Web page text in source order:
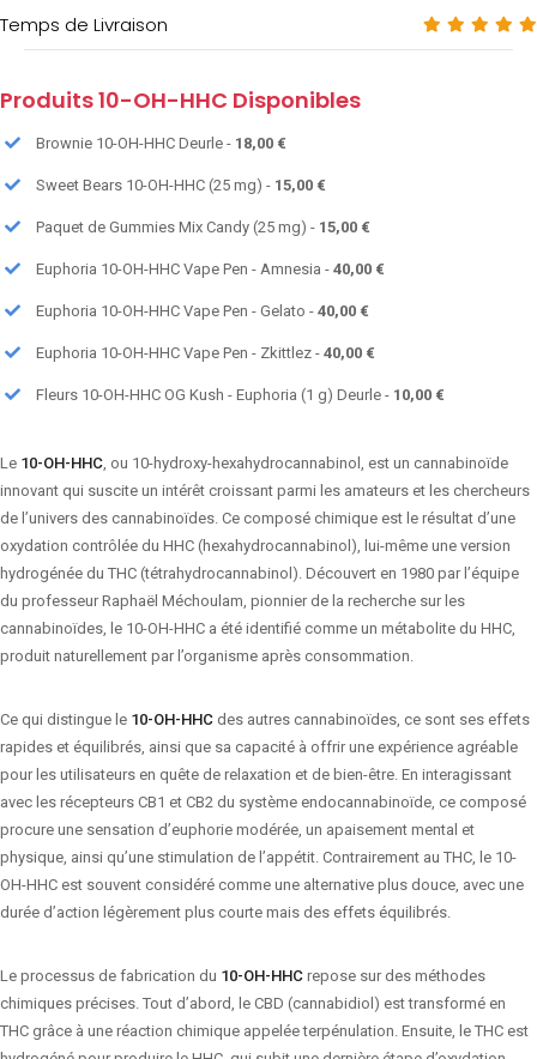
Temps de Livraison
Produits 10-OH-HHC Disponibles
Brownie 10-OH-HHC Deurle - 18,00 €
Sweet Bears 10-OH-HHC (25 mg) - 15,00 €
Paquet de Gummies Mix Candy (25 mg) - 15,00 €
Euphoria 10-OH-HHC Vape Pen - Amnesia - 40,00 €
Euphoria 10-OH-HHC Vape Pen - Gelato - 40,00 €
Euphoria 10-OH-HHC Vape Pen - Zkittlez - 40,00 €
Fleurs 10-OH-HHC OG Kush - Euphoria (1 g) Deurle - 10,00 €
Le 10-OH-HHC , ou 10-hydroxy-hexahydrocannabinol, est un cannabinoïde
innovant qui suscite un intérêt croissant parmi les amateurs et les chercheurs
de l’univers des cannabinoïdes. Ce composé chimique est le résultat d’une
oxydation contrôlée du HHC (hexahydrocannabinol), lui-même une version
hydrogénée du THC (tétrahydrocannabinol). Découvert en 1980 par l’équipe
du professeur Raphaël Méchoulam, pionnier de la recherche sur les
cannabinoïdes, le 10-OH-HHC a été identifié comme un métabolite du HHC,
produit naturellement par l’organisme après consommation.
Ce qui distingue le 10-OH-HHC des autres cannabinoïdes, ce sont ses effets
rapides et équilibrés, ainsi que sa capacité à offrir une expérience agréable
pour les utilisateurs en quête de relaxation et de bien-être. En interagissant
avec les récepteurs CB1 et CB2 du système endocannabinoïde, ce composé
procure une sensation d’euphorie modérée, un apaisement mental et
physique, ainsi qu’une stimulation de l’appétit. Contrairement au THC, le 10-
OH-HHC est souvent considéré comme une alternative plus douce, avec une
durée d’action légèrement plus courte mais des effets équilibrés.
Le processus de fabrication du 10-OH-HHC repose sur des méthodes
chimiques précises. Tout d’abord, le CBD (cannabidiol) est transformé en
THC grâce à une réaction chimique appelée terpénulation. Ensuite, le THC est